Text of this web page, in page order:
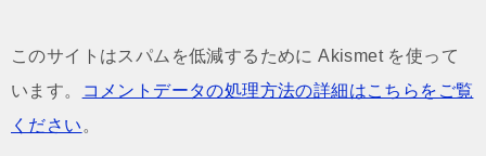
このサイトはスパムを低減するために Akismet を使って
います。
コメントデータの処理方法の詳細はこちらをご覧
ください 。